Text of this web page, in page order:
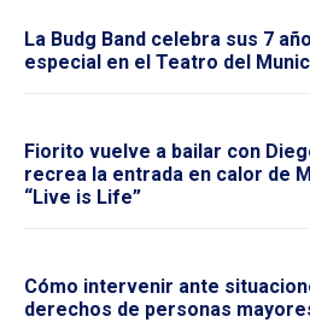
La Budg Band celebra sus 7
especial en el Teatro del
Fiorito vuelve a bailar con
recrea la entrada en calor de
“Live is Life”
Cómo intervenir ante
derechos de personas